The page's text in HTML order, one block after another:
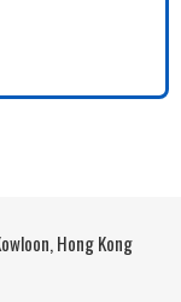
Hong Kong